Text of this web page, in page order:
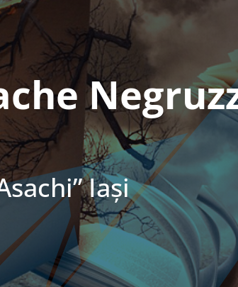
Iaşi